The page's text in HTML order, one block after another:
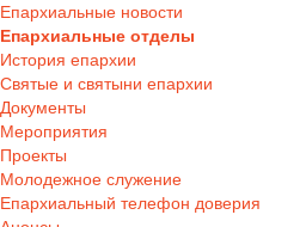
Епархиальные новости
Епархиальные отделы
История епархии
Святые и святыни епархии
Документы
Мероприятия
Проекты
Молодежное служение
Епархиальный телефон доверия